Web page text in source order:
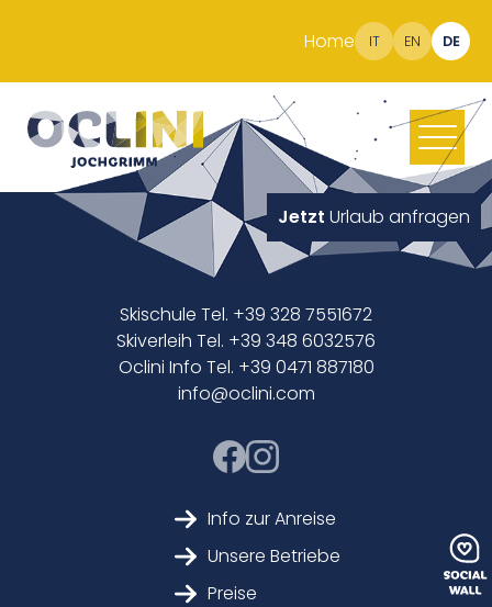
Home IT EN DE
Jetzt Urlaub anfragen
Skischule Tel. +39 328 7551672
Skiverleih Tel. +39 348 6032576
Oclini Info Tel. +39 0471 887180
info@oclini.com
Info zur Anreise
Unsere Betriebe
Preise